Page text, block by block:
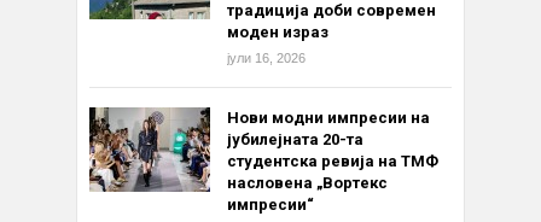
традиција доби современ
моден израз
јули 16, 2026
Нови модни импресии на
јубилејната 20-та
студентска ревија на ТМФ
насловена „Вортекс
импресии“